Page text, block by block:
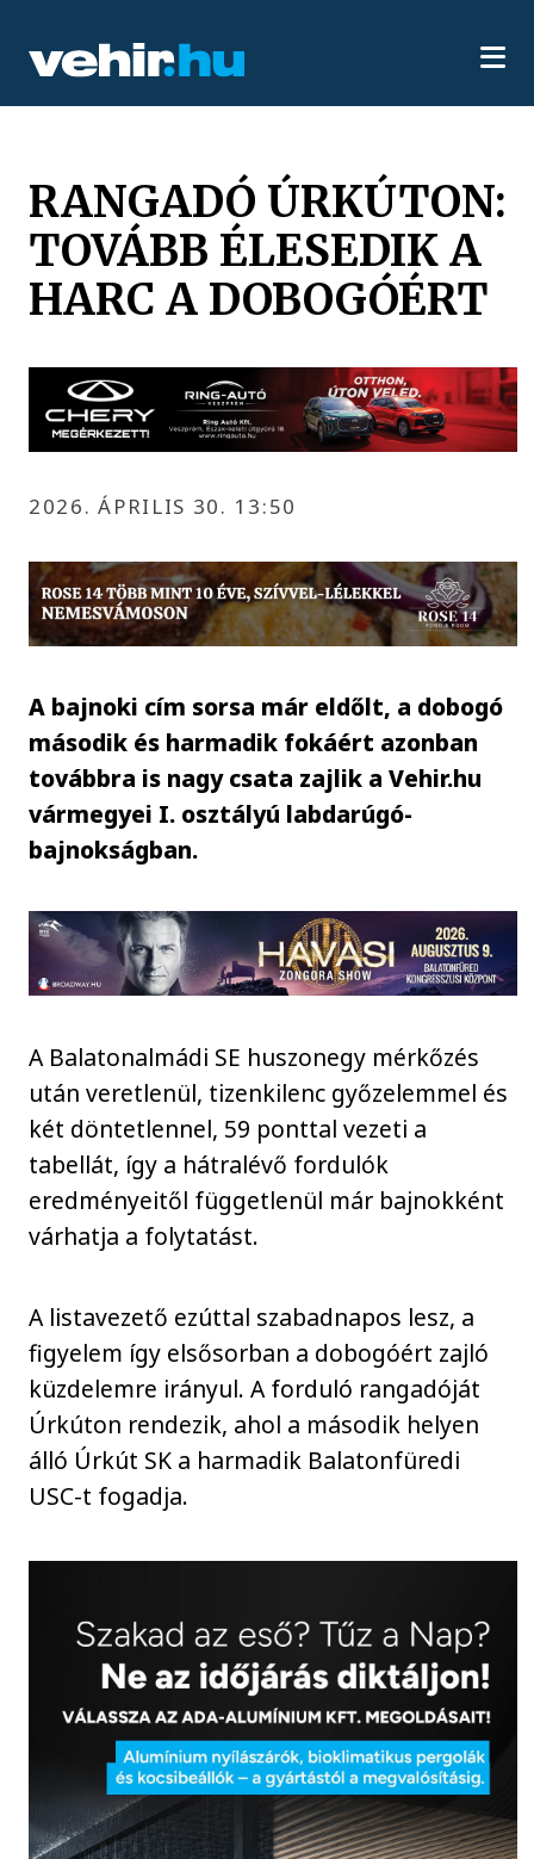
RANGADÓ ÚRKÚTON:
TOVÁBB ÉLESEDIK A
HARC A DOBOGÓÉRT
2026. ÁPRILIS 30. 13:50
A bajnoki cím sorsa már eldőlt, a dobogó
második és harmadik fokáért azonban
továbbra is nagy csata zajlik a Vehir.hu
vármegyei I. osztályú labdarúgó-
bajnokságban.
A Balatonalmádi SE huszonegy mérkőzés
után veretlenül, tizenkilenc győzelemmel és
két döntetlennel, 59 ponttal vezeti a
tabellát, így a hátralévő fordulók
eredményeitől függetlenül már bajnokként
várhatja a folytatást.
A listavezető ezúttal szabadnapos lesz, a
figyelem így elsősorban a dobogóért zajló
küzdelemre irányul. A forduló rangadóját
Úrkúton rendezik, ahol a második helyen
álló Úrkút SK a harmadik Balatonfüredi
USC-t fogadja.